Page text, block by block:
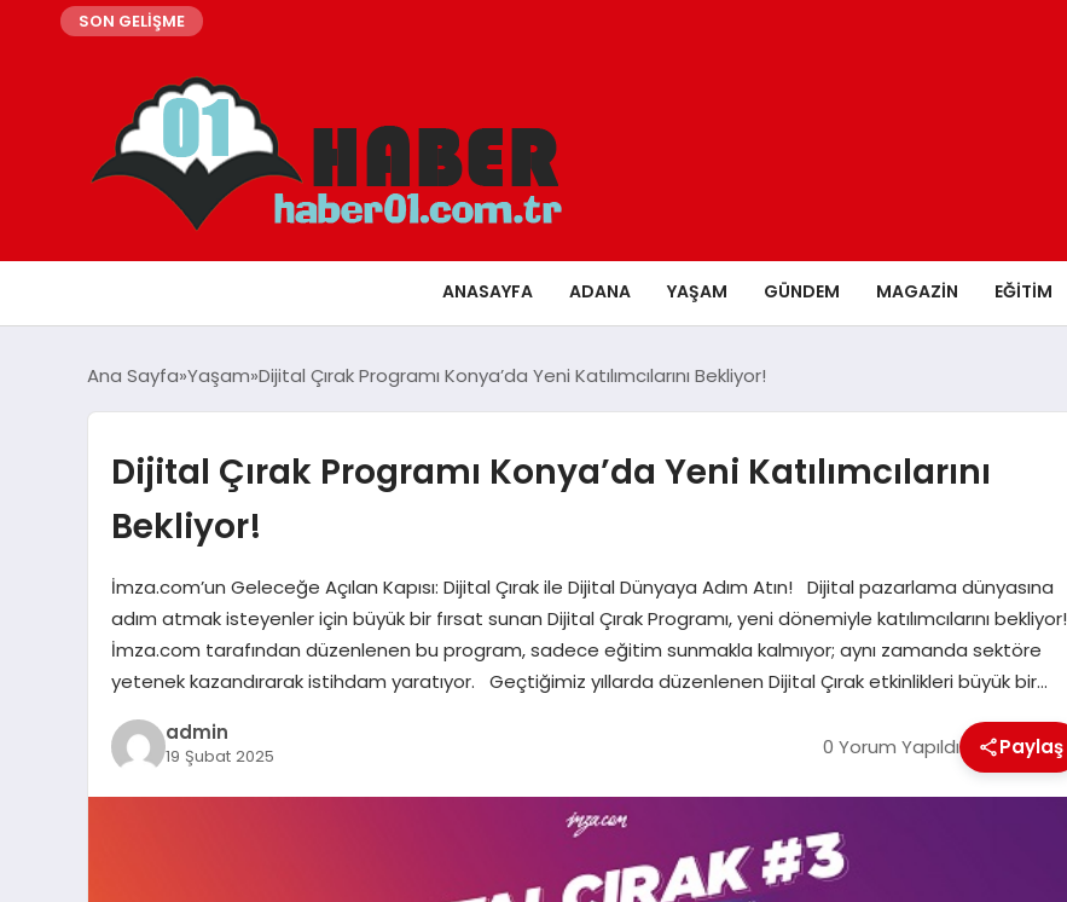
SON GELİŞME
ANASAYFA ADANA YAŞAM GÜNDEM MAGAZIN EĞITIM
Ana Sayfa Yaşam Dijital Çırak Programı Konya’da Yeni Katılımcılarını Bekliyor!
Dijital Çırak Programı Konya’da Yeni Katılımcılarını
Bekliyor!
İmza.com’un Geleceğe Açılan Kapısı: Dijital Çırak ile Dijital Dünyaya Adım Atın! Dijital pazarlama dünyasına
adım atmak isteyenler için büyük bir fırsat sunan Dijital Çırak Programı, yeni dönemiyle katılımcılarını bekliyor!
İmza.com tarafından düzenlenen bu program, sadece eğitim sunmakla kalmıyor; aynı zamanda sektöre
yetenek kazandırarak istihdam yaratıyor. Geçtiğimiz yıllarda düzenlenen Dijital Çırak etkinlikleri büyük bir…
admin
19 Şubat 2025 0 Yorum Yapıldı Paylaş